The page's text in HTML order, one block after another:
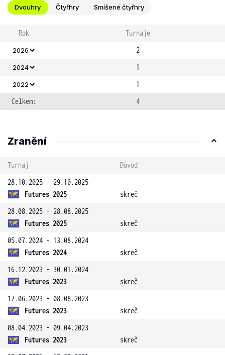
Dvouhry Čtyřhry Smíšené čtyřhry
Rok Turnaje
2026 2
2024 1
2022
1
Celkem:
4
Zranění
Turnaj
Důvod
28.10.2025 - 29.10.2025
Futures 2025
skreč
28.08.2025 - 28.08.2025
Futures 2025
skreč
05.07.2024 - 13.08.2024
Futures 2024
skreč
16.12.2023 - 30.01.2024
Futures 2023
skreč
17.06.2023 - 08.08.2023
Futures 2023
skreč
08.04.2023 - 09.04.2023
Futures 2023
skreč